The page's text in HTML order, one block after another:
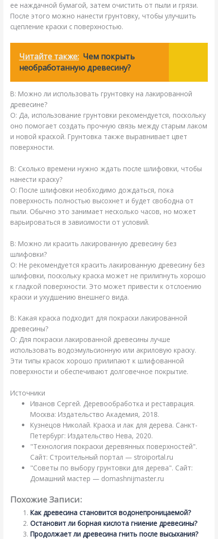
ее наждачной бумагой, затем очистить от пыли и грязи.
После этого можно нанести грунтовку, чтобы улучшить
сцепление краски с поверхностью.
Читайте также: Чем покрыть
необработанную древесину?
В: Можно ли использовать грунтовку на лакированной
древесине?
О: Да, использование грунтовки рекомендуется, поскольку
оно помогает создать прочную связь между старым лаком
и новой краской. Грунтовка также выравнивает цвет
поверхности.
В: Сколько времени нужно ждать после шлифовки, чтобы
нанести краску?
О: После шлифовки необходимо дождаться, пока
поверхность полностью высохнет и будет свободна от
пыли. Обычно это занимает несколько часов, но может
варьироваться в зависимости от условий.
В: Можно ли красить лакированную древесину без
шлифовки?
О: Не рекомендуется красить лакированную древесину без
шлифовки, поскольку краска может не прилипнуть хорошо
к гладкой поверхности. Это может привести к отслоению
краски и ухудшению внешнего вида.
В: Какая краска подходит для покраски лакированной
древесины?
О: Для покраски лакированной древесины лучше
использовать водоэмульсионную или акриловую краску.
Эти типы красок хорошо прилипают к шлифованной
поверхности и обеспечивают долговечное покрытие.
Источники
Иванов Сергей. Деревообработка и реставрация.
Москва: Издательство Академия, 2018.
Кузнецов Николай. Краска и лак для дерева. Санкт-
Петербург: Издательство Нева, 2020.
"Технология покраски деревянных поверхностей".
Сайт: Строительный портал — stroiportal.ru
"Советы по выбору грунтовки для дерева". Сайт:
Домашний мастер — domashnijmaster.ru
Похожие Записи:
Как древесина становится водонепроницаемой?
Остановит ли борная кислота гниение древесины?
Продолжает ли древесина гнить после высыхания?